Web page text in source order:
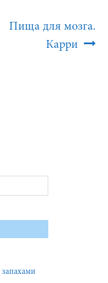
Пища для мозга.
Карри